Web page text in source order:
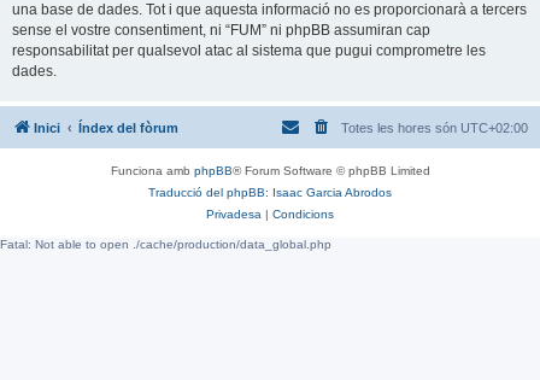
una base de dades. Tot i que aquesta informació no es proporcionarà a tercers
sense el vostre consentiment, ni “FUM” ni phpBB assumiran cap
responsabilitat per qualsevol atac al sistema que pugui comprometre les
dades.
Inici Índex del fòrum Totes les hores són UTC+02:00
Funciona amb phpBB® Forum Software © phpBB Limited
Traducció del phpBB: Isaac Garcia Abrodos
Privadesa | Condicions
Fatal: Not able to open ./cache/production/data_global.php